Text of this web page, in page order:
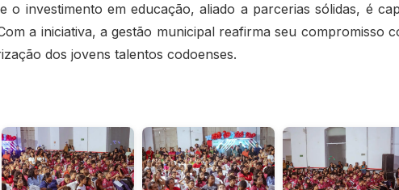
o investimento em educação, aliado a parcerias sólidas, é
a iniciativa, a gestão municipal reafirma seu compromisso
dos jovens talentos codoenses.